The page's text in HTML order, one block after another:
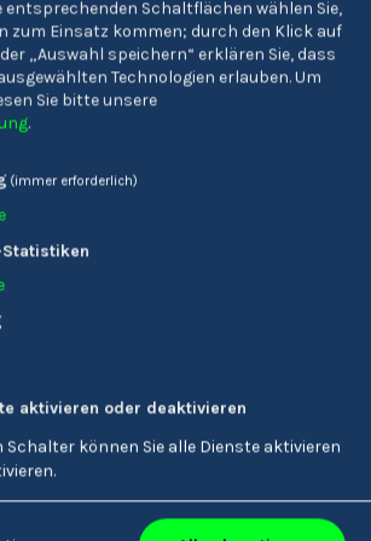
Franziskanergymnasium
entsprechenden Schaltflächen wählen Sie,
zum Einsatz kommen; durch den Klick auf
„Auswahl speichern“ erklären Sie, dass
Technologien erlauben.Um
Sie bitte unsere
.
(immer erforderlich)
aktivieren oder deaktivieren
Schalter können Sie alle Dienste aktivieren